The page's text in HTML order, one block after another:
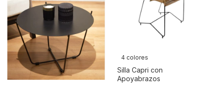
4 colores
Silla Capri con
Apoyabrazos